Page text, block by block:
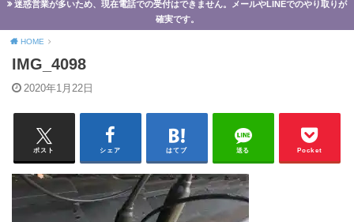
迷惑営業が多いため、現在電話での受付はできません。メールやLINEでのやり取りが
確実です。
HOME
IMG_4098
2020年1月22日
ポスト シェア はてブ 送る Pocket